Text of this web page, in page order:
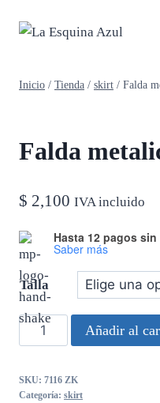
Inicio / Tienda / skirt / Falda
Falda
$ 2,100 IVA incluido
Hasta 12 pagos sin
Saber más
Talla
Falda
metalica
cantidad
Añadir al
SKU: 7116 ZK
Categoría: skirt